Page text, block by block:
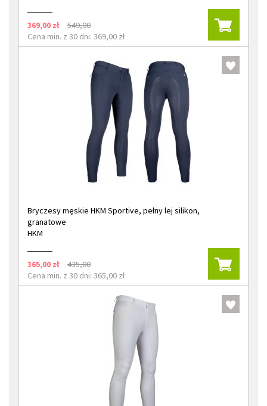
369,00 zł
549,00
Cena min. z 30 dni: 369,00 zł
Bryczesy męskie HKM Sportive, pełny lej silikon,
granatowe
HKM
365,00 zł
435,00
Cena min. z 30 dni: 365,00 zł